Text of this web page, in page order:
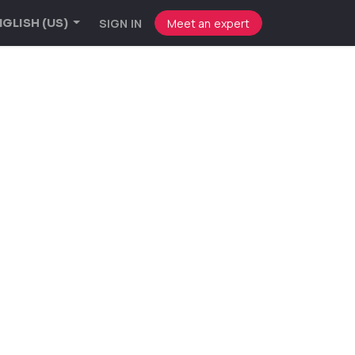
(US) SIGN IN Meet an expert